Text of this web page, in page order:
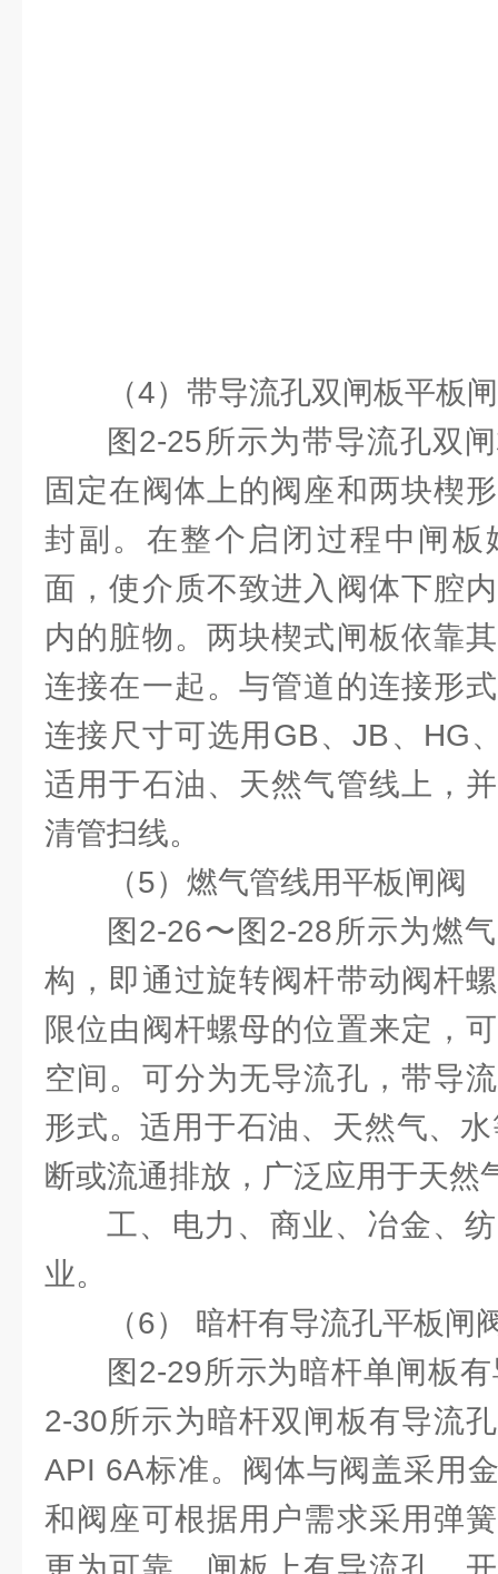
（4）带导流孔双闸板平板
图2-25所示为带导流孔双
固定在阀体上的阀座和两块楔
封副。在整个启闭过程中闸板
面，使介质不致进入阀体下腔
内的脏物。两块楔式闸板依靠
连接在一起。与管道的连接形
连接尺寸可选用GB、JB、HG
适用于石油、天然气管线上，
清管扫线。
（5）燃气管线用平板闸阀
图2-26〜图2-28所示为燃
构，即通过旋转阀杆带动阀杆
限位由阀杆螺母的位置来定，
空间。可分为无导流孔，带导
形式。适用于石油、天然气、
断或流通排放，广泛应用于天然
工、电力、商业、冶金、
业。
（6） 暗杆有导流孔平板闸
图2-29所示为暗杆单闸板
2-30所示为暗杆双闸板有导流
API 6A标准。阀体与阀盖采用
和阀座可根据用户需求采用弹